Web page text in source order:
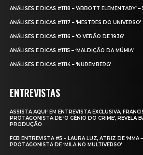
ANÁLISES E DICAS #1118 – ‘ABBOTT ELEMENTARY’
ANÁLISES E DICAS #1117 – ‘MESTRES DO UNIVERSO’
ANÁLISES E DICAS #1116 – ‘O VERÃO DE 1936’
ANÁLISES E DICAS #1115 – ‘MALDIÇÃO DA MÚMIA’
ANÁLISES E DICAS #1114 – ‘NUREMBERG’
ENTREVISTAS
ASSISTA AQUI! EM ENTREVISTA EXCLUSIVA,
PROTAGONISTA DE ‘O GÊNIO DO CRIME’, REVELA
PRODUÇÃO
FCB ENTREVISTA #5 – LAURA LUZ, ATRIZ DE ‘MMA
PROTAGONISTA DE ‘MILA NO MULTIVERSO’